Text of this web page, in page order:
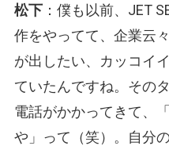
松下 ：僕も以前、JET
作をやってて、企業云
が出したい、カッコイ
ていたんですね。その
電話がかかってきて、
や」って（笑）。自分